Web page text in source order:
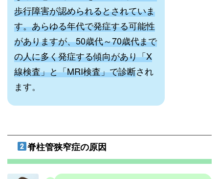
歩行障害が認められるとされていま
す。あらゆる年代で発症する可能性
がありますが、50歳代～70歳代まで
の人に多く発症する傾向があり「X
線検査」と「MRI検査」で診断され
ます。
脊柱管狭窄症の原因